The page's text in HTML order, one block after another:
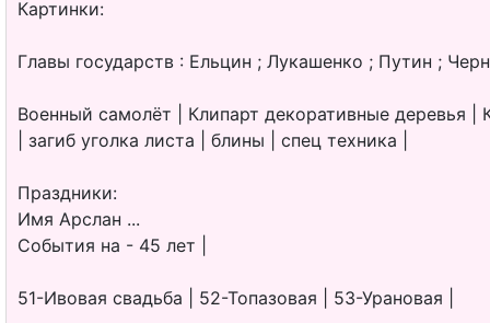
Картинки:
Главы государств : Ельцин ; Лукашенко ; Путин ;
Военный самолёт | Клипарт декоративные деревья
| загиб уголка листа | блины | спец техника |
Праздники:
Имя Арслан ...
События на - 45 лет |
51-Ивовая свадьба | 52-Топазовая | 53-Урановая |